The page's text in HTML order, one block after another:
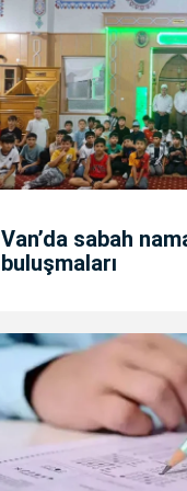
Van’da sabah
buluşmaları